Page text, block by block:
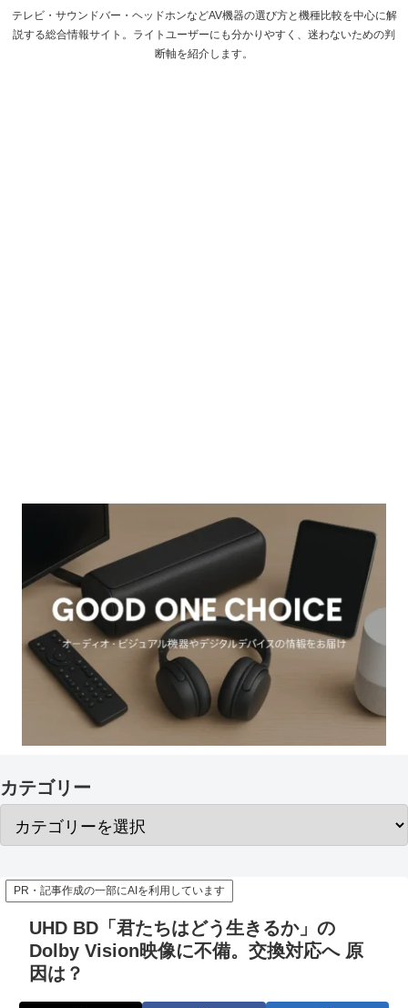
テレビ・サウンドバー・ヘッドホンなどAV機器の選び方と機種比較を中心に解
説する総合情報サイト。ライトユーザーにも分かりやすく、迷わないための判
断軸を紹介します。
カテゴリー
PR・記事作成の一部にAIを利用しています
UHD BD「君たちはどう生きるか」の
Dolby Vision映像に不備。交換対応へ 原
因は？